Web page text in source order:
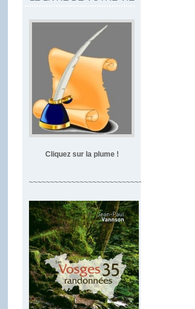
Cliquez sur la plume !
~~~~~~~~~~~~~~~~~~~~~~~~~~~~~~~~~~